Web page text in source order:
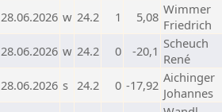
28.06.2026 w 24.2 1 5,08 Wimmer
Friedrich
28.06.2026 w 24.2 0 -20,1 Scheuch
René
28.06.2026 s 24.2 0 -17,92 Aichinger
Johannes